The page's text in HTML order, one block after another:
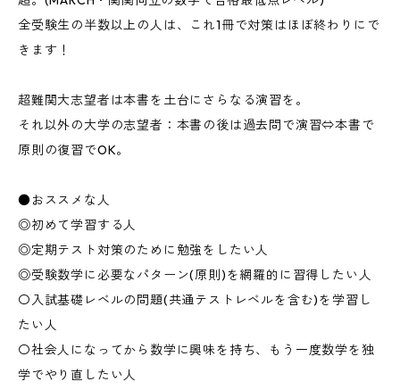
全受験生の半数以上の人は、これ1冊で対策はほぼ終わりにで
きます！
超難関大志望者は本書を土台にさらなる演習を。
それ以外の大学の志望者：本書の後は過去問で演習⇔本書で
原則の復習でOK。
●おススメな人
◎初めて学習する人
◎定期テスト対策のために勉強をしたい人
◎受験数学に必要なパターン(原則)を網羅的に習得したい人
〇入試基礎レベルの問題(共通テストレベルを含む)を学習し
たい人
〇社会人になってから数学に興味を持ち、もう一度数学を独
学でやり直したい人